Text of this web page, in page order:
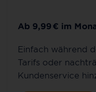
Ab 9,99 € im
Einfach während
Tarifs oder
Kundenservice